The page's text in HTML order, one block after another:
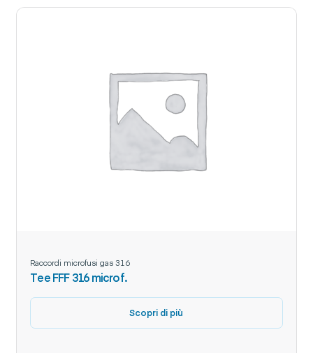
Raccordi microfusi gas 316
Tee FFF 316 microf.
Scopri di più